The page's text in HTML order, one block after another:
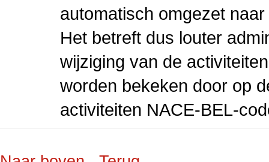
automatisch omgezet
Het betreft dus louter
wijziging van de
worden bekeken door op
activiteiten NACE-BEL-